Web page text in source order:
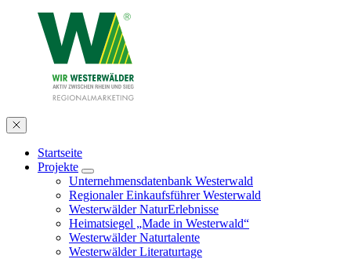
Startseite
Projekte
Unternehmensdatenbank Westerwald
Regionaler Einkaufsführer Westerwald
Westerwälder NaturErlebnisse
Heimatsiegel „Made in Westerwald“
Westerwälder Naturtalente
Westerwälder Literaturtage